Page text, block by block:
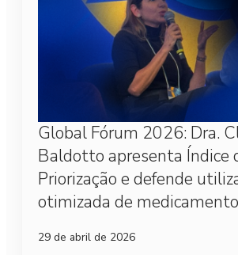
Global Fórum 2026: Dra.
Baldotto apresenta Índice
Priorização e defende
otimizada de
29 de abril de 2026